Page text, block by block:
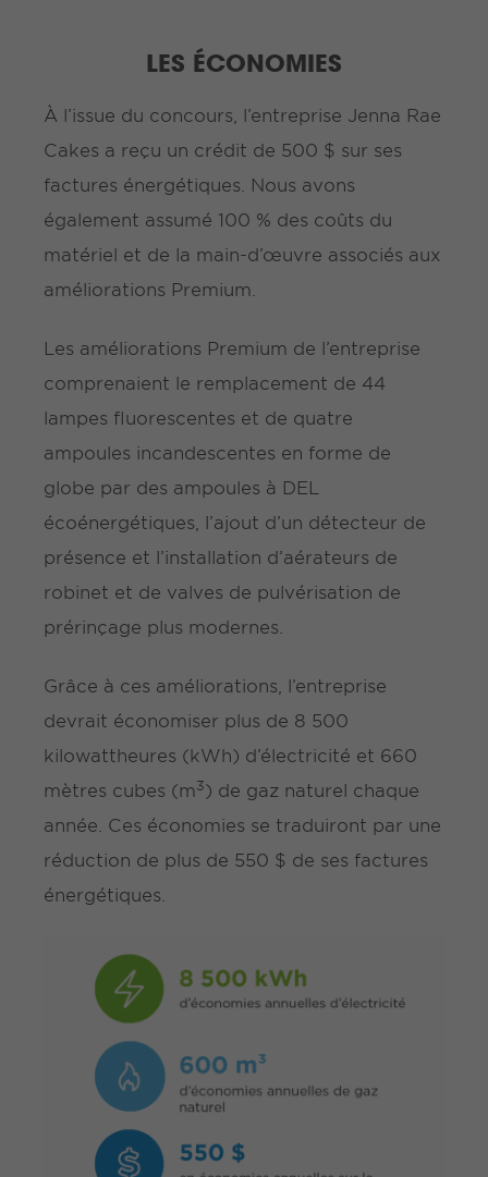
LES ÉCONOMIES
À l’issue du concours, l’entreprise Jenna Rae
Cakes a reçu un crédit de 500 $ sur ses
factures énergétiques. Nous avons
également assumé 100 % des coûts du
matériel et de la main-d’œuvre associés aux
améliorations Premium.
Les améliorations Premium de l’entreprise
comprenaient le remplacement de 44
lampes fluorescentes et de quatre
ampoules incandescentes en forme de
globe par des ampoules à DEL
écoénergétiques, l’ajout d’un détecteur de
présence et l’installation d’aérateurs de
robinet et de valves de pulvérisation de
prérinçage plus modernes.
Grâce à ces améliorations, l’entreprise
devrait économiser plus de 8 500
kilowattheures (kWh) d’électricité et 660
mètres cubes (m3) de gaz naturel chaque
année. Ces économies se traduiront par une
réduction de plus de 550 $ de ses factures
énergétiques.